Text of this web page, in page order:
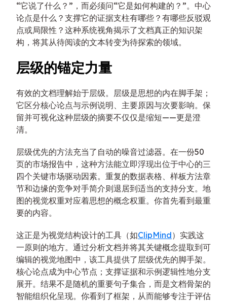
“它说了什么？”，而必须问“它是如何构建的？”。中心
论点是什么？支撑它的证据支柱有哪些？有哪些反驳观
点或局限性？这种系统视角揭示了文档真正的知识架
构，将其从待阅读的文本转变为待探索的领域。
层级的锚定力量
有效的文档理解始于层级。层级是思想的内在脚手架；
它区分核心论点与示例说明、主要原因与次要影响。保
留并可视化这种层级的摘要不仅仅是缩短——更是澄
清。
层级优先的方法充当了自动的噪音过滤器。在一份50
页的市场报告中，这种方法能立即浮现出位于中心的三
四个关键市场驱动因素。重复的数据表格、样板方法章
节和边缘的竞争对手简介则退居到适当的支持分支。地
图的视觉权重对应着思想的概念权重。你首先看到最重
要的内容。
这正是为视觉结构设计的工具（如ClipMind）实践这
一原则的地方。通过分析文档并将其关键概念提取到可
编辑的视觉地图中，该工具提供了层级优先的脚手架。
核心论点成为中心节点；支撑证据和示例逻辑性地分支
展开。结果不是随机的重要句子集合，而是文档骨架的
智能组织化呈现。你看到了框架，从而能够专注于评估